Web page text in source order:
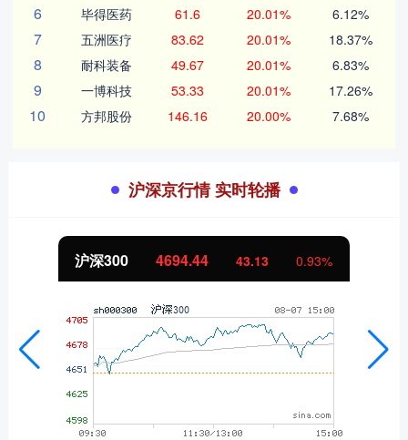
6 毕得医药 61.6 20.01% 6.12%
7 五洲医疗 83.62 20.01% 18.37%
8 耐科装备 49.67 20.01% 6.83%
9 一博科技 53.33 20.01% 17.26%
10 方邦股份 146.16 20.00% 7.68%
沪深京行情 实时轮播
北证50 1134.24 11.37 1.01%